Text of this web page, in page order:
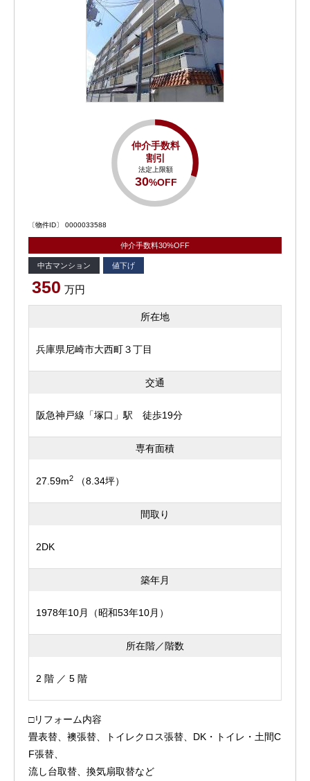
仲介手数料
割引
法定上限額
30%OFF
〔物件ID〕 0000033588
仲介手数料30%OFF
中古マンション 値下げ
350 万円
所在地
兵庫県尼崎市大西町３丁目
交通
阪急神戸線「塚口」駅 徒歩19分
専有面積
27.59m2 （8.34坪）
間取り
2DK
築年月
1978年10月（昭和53年10月）
所在階／階数
2 階 ／ 5 階
□リフォーム内容
畳表替、襖張替、トイレクロス張替、DK・トイレ・土間C
F張替、
流し台取替、換気扇取替など